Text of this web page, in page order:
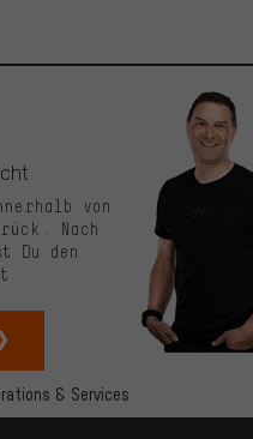
& Services
von
Nach
Du den